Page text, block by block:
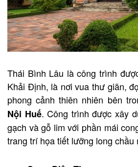
Thái Bình Lâu là công trình
Khải Định, là nơi vua thư giãn,
phong cảnh thiên nhiên bên
Nội Huế. Công trình được xây
gạch và gỗ lim với phần mái
trang trí họa tiết lưỡng long chầu